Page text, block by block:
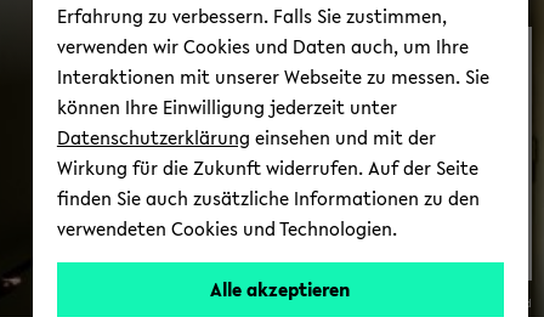
OPSE im Aus­land
© Uni­ver­si­tät Bie­le­feld
Erfahrung zu verbessern. Falls Sie zustimmen,
verwenden wir Cookies und Daten auch, um Ihre
Interaktionen mit unserer Webseite zu messen. Sie
können Ihre Einwilligung jederzeit unter
Datenschutzerklärung einsehen und mit der
Wirkung für die Zukunft widerrufen. Auf der Seite
finden Sie auch zusätzliche Informationen zu den
verwendeten Cookies und Technologien.
Alle akzeptieren